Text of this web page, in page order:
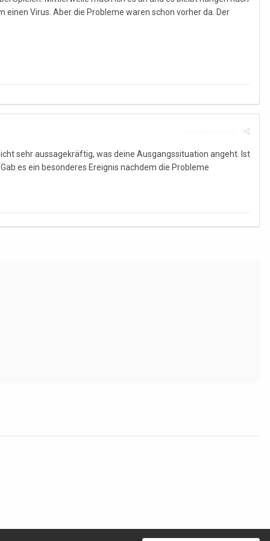
Virus. Aber die Probleme waren schon vorher da. Der
sehr aussagekräftig, was deine Ausgangssituation angeht. Ist
es ein besonderes Ereignis nachdem die Probleme